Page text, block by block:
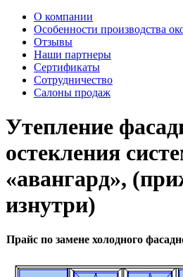
О компании
Особенности производства
Отзывы
Наши партнеры
Сертификаты
Сотрудничество
Салоны продаж
Утепление
остекления
«авангард»,
изнутри)
Прайс по замене холодного